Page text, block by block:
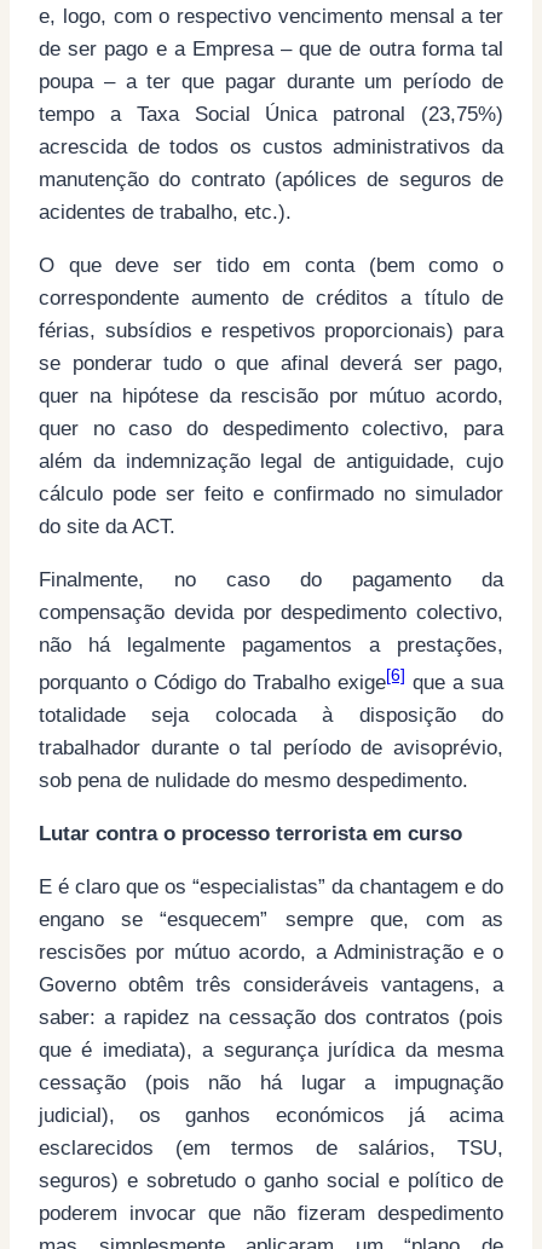
e, logo, com o respectivo vencimento mensal a ter
de ser pago e a Empresa – que de outra forma tal
poupa – a ter que pagar durante um período de
tempo a Taxa Social Única patronal (23,75%)
acrescida de todos os custos administrativos da
manutenção do contrato (apólices de seguros de
acidentes de trabalho, etc.).
O que deve ser tido em conta (bem como o
correspondente aumento de créditos a título de
férias, subsídios e respetivos proporcionais) para
se ponderar tudo o que afinal deverá ser pago,
quer na hipótese da rescisão por mútuo acordo,
quer no caso do despedimento colectivo, para
além da indemnização legal de antiguidade, cujo
cálculo pode ser feito e confirmado no simulador
do site da ACT.
Finalmente, no caso do pagamento da
compensação devida por despedimento colectivo,
não há legalmente pagamentos a prestações,
porquanto o Código do Trabalho exige[6] que a sua
totalidade seja colocada à disposição do
trabalhador durante o tal período de avisoprévio,
sob pena de nulidade do mesmo despedimento.
Lutar contra o processo terrorista em curso
E é claro que os “especialistas” da chantagem e do
engano se “esquecem” sempre que, com as
rescisões por mútuo acordo, a Administração e o
Governo obtêm três consideráveis vantagens, a
saber: a rapidez na cessação dos contratos (pois
que é imediata), a segurança jurídica da mesma
cessação (pois não há lugar a impugnação
judicial), os ganhos económicos já acima
esclarecidos (em termos de salários, TSU,
seguros) e sobretudo o ganho social e político de
poderem invocar que não fizeram despedimento